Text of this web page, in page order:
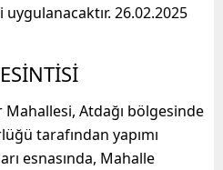
26.02.2025
Mahallesi, Atdağı bölgesinde
tarafından yapımı
esnasında, Mahalle